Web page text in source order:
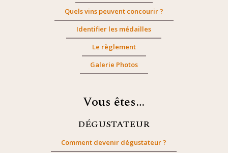
Quels vins peuvent concourir ?
Identifier les médailles
Le règlement
Galerie Photos
Vous êtes…
DÉGUSTATEUR
Comment devenir dégustateur ?